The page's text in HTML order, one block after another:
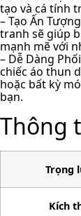
tạo và cá tính
– Tạo Ấn
tranh sẽ giúp
mạnh mẽ với
– Dễ Dàng
chiếc áo thun
hoặc bất kỳ
bạn.
Thông
Trọng
Kích